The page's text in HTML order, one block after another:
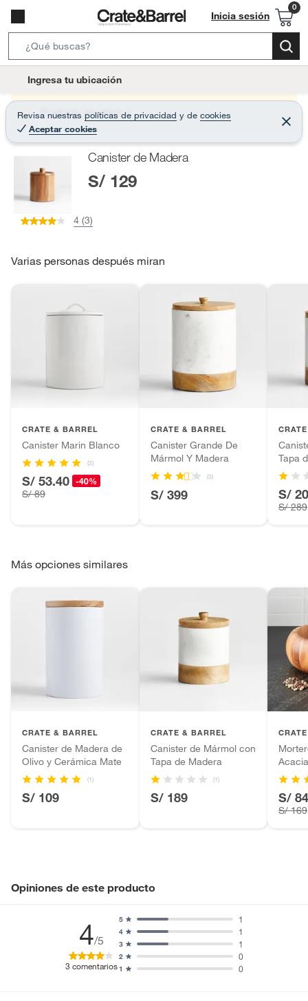
Inicia sesión
e
r
c
B
t
o
Ingresa tu ubicación
Revisa nuestras políticas de privacidad y de cookies
Aceptar cookies
C
e
r
Producto sin stock :(
Canister de Madera
S/ 129
4 (3)
Varias personas después miran
CRATE & BARREL
Canister Marin Blanco
(2)
S/ 53.40 -40%
S/ 89
CRATE & BARREL
Canister Grande De
Mármol Y Madera
(3)
S/ 399
Tapa
S/
S/ 289
Más opciones similares
CRATE & BARREL
Canister de Madera de
Olivo y Cerámica Mate
(1)
S/ 109
CRATE & BARREL
Canister de Mármol con
Tapa de Madera
(1)
S/ 189 S/
S/ 169
Opiniones de este producto
4/5
3 comentarios1 0
2 0
3 1
4 1
5 1